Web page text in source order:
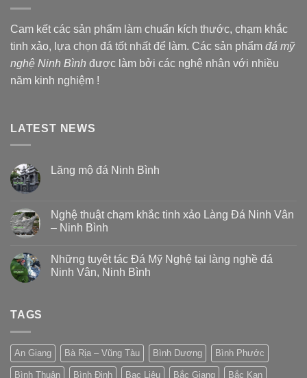
Cam kết các sản phẩm làm chuẩn kích thước, chạm khắc
tinh xảo, lựa chọn đá tốt nhất để làm. Các sản phẩm đá mỹ
nghệ Ninh Bình được làm bởi các nghệ nhân với nhiều
năm kinh nghiệm !
LATEST NEWS
Lăng mộ đá Ninh Bình
Nghệ thuật chạm khắc tinh xảo Làng Đá Ninh Vân
– Ninh Bình
Những tuyệt tác Đá Mỹ Nghệ tại làng nghề đá
Ninh Vân, Ninh Bình
TAGS
An Giang Bà Rịa – Vũng Tàu Bình Dương Bình Phước
Bình Thuận Bình Định Bạc Liêu Bắc Giang Bắc Kạn